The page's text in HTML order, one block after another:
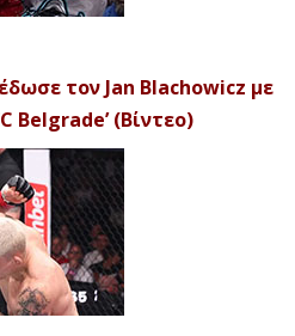
τον Jan Blachowicz με
Belgrade’ (Βίντεο)